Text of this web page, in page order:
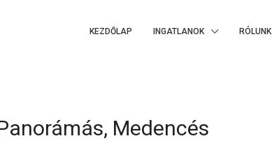
KEZDŐLAP INGATLANOK RÓLUNK
Medencés